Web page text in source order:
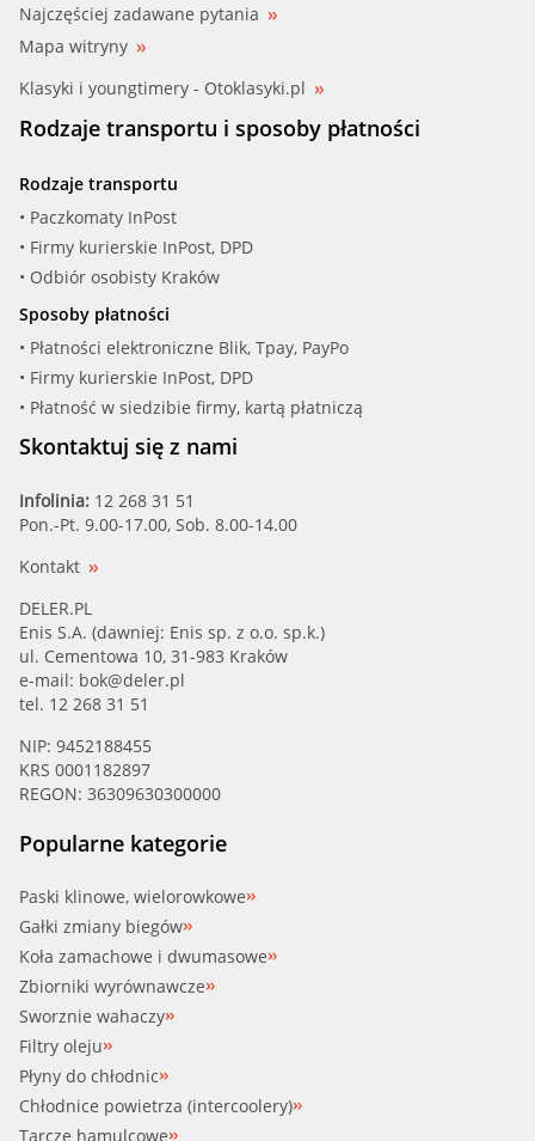
Najczęściej zadawane pytania
Mapa witryny
Klasyki i youngtimery - Otoklasyki.pl
Rodzaje transportu i sposoby płatności
Rodzaje transportu
• Paczkomaty InPost
• Firmy kurierskie InPost, DPD
• Odbiór osobisty Kraków
Sposoby płatności
• Płatności elektroniczne Blik, Tpay, PayPo
• Firmy kurierskie InPost, DPD
• Płatność w siedzibie firmy, kartą płatniczą
Skontaktuj się z nami
Infolinia: 12 268 31 51
Pon.-Pt. 9.00-17.00, Sob. 8.00-14.00
Kontakt
DELER.PL
Enis S.A. (dawniej: Enis sp. z o.o. sp.k.)
ul. Cementowa 10, 31-983 Kraków
e-mail: bok@deler.pl
tel. 12 268 31 51
NIP: 9452188455
KRS 0001182897
REGON: 36309630300000
Popularne kategorie
Paski klinowe, wielorowkowe
Gałki zmiany biegów
Koła zamachowe i dwumasowe
Zbiorniki wyrównawcze
Sworznie wahaczy
Filtry oleju
Płyny do chłodnic
Chłodnice powietrza (intercoolery)
Tarcze hamulcowe